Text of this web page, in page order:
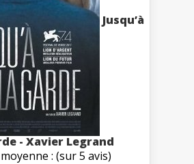
Jusqu’à
- Xavier Legrand
: (sur 5 avis)